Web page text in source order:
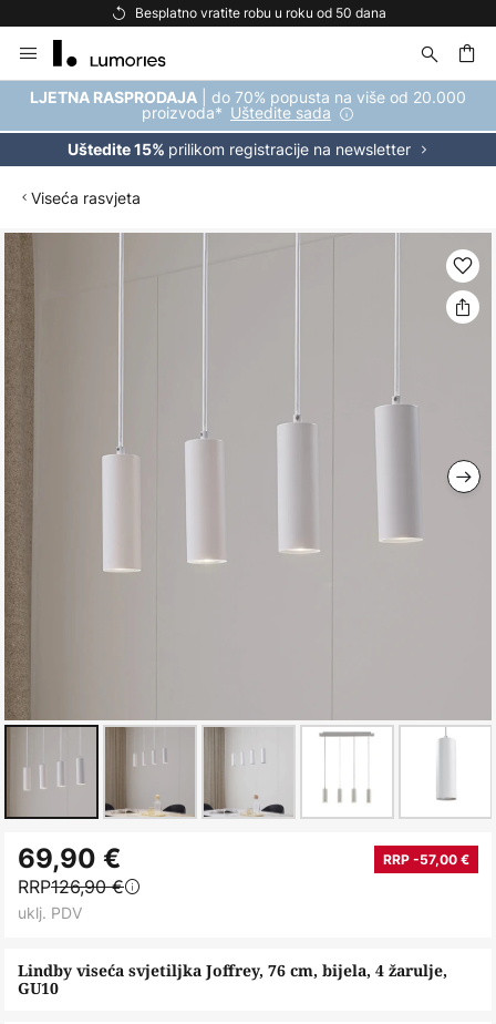
Besplatno vratite robu u roku od 50 dana
to
Content
LJETNA RASPRODAJA | do 70% popusta na više od 20.000
proizvoda* Uštedite sada
Uštedite 15% prilikom registracije na newsletter
Viseća rasvjeta
Skip
to
the
end
of
the
images
gallery
to
the
beginning
the
images
Lindby viseća svjetiljka Joffrey, 76 cm, bijela, 4 žarulje,
GU10
69,90 € RRP -57,00 €
RRP126,90 €
uklj. PDV